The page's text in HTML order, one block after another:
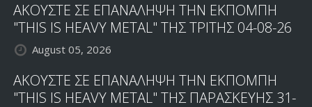
RESURRECTION
ΑΚΟΥΣΤΕ ΣΕ ΕΠΑΝΑΛΗΨΗ ΤΗΝ ΕΚΠΟΜΠΗ
"THIS IS HEAVY METAL" ΤΗΣ ΤΡΙΤΗΣ 04-08-26
August 05, 2026
ΑΚΟΥΣΤΕ ΣΕ ΕΠΑΝΑΛΗΨΗ ΤΗΝ ΕΚΠΟΜΠΗ
"THIS IS HEAVY METAL" ΤΗΣ ΠΑΡΑΣΚΕΥΗΣ 31-